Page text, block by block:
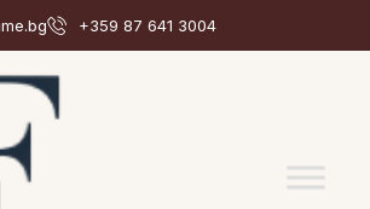
+359 87 641 3004